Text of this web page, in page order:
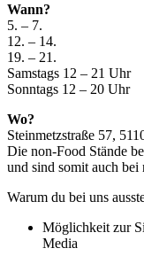
Wann?
5. – 7.
12. – 14.
19. – 21.
Samstags 12 – 21 Uhr
Sonntags 12 – 20 Uhr
Wo?
Steinmetzstraße 57,
Die non-Food Stände
und sind somit auch bei
Warum du bei uns
Möglichkeit zur
Media